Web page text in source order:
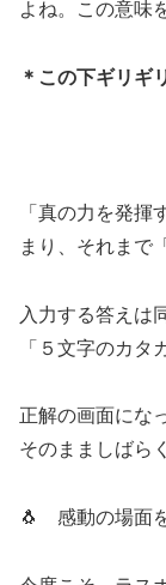
よね。この意味
＊この下ギリギ
「真の力を発
まり、それまで
入力する答えは
「５文字のカタ
正解の画面にな
そのまましばら
🐧 感動の場面